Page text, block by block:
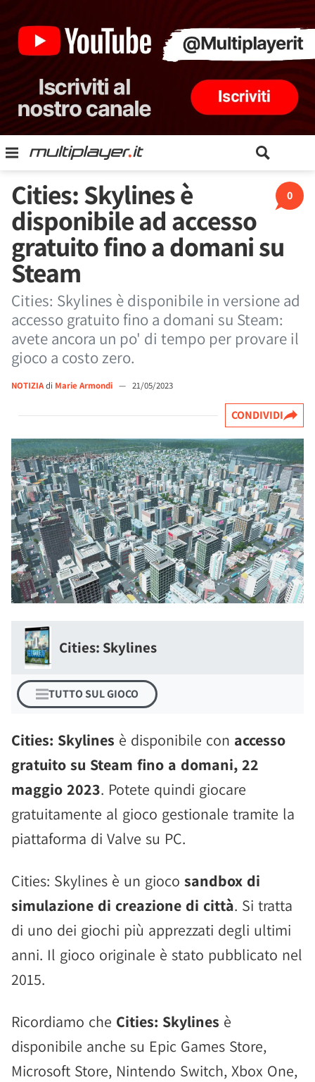
0
Cities: Skylines è
disponibile ad accesso
gratuito fino a domani su
Steam
Cities: Skylines è disponibile in versione ad
accesso gratuito fino a domani su Steam:
avete ancora un po' di tempo per provare il
gioco a costo zero.
NOTIZIAdi Marie Armondi — 21/05/2023
CONDIVIDI
Cities: Skylines
TUTTO SUL GIOCO
Cities: Skylines è disponibile con accesso
gratuito su Steam fino a domani, 22
maggio 2023. Potete quindi giocare
gratuitamente al gioco gestionale tramite la
piattaforma di Valve su PC.
Cities: Skylines è un gioco sandbox di
simulazione di creazione di città. Si tratta
di uno dei giochi più apprezzati degli ultimi
anni. Il gioco originale è stato pubblicato nel
2015.
Ricordiamo che Cities: Skylines è
disponibile anche su Epic Games Store,
Microsoft Store, Nintendo Switch, Xbox One,